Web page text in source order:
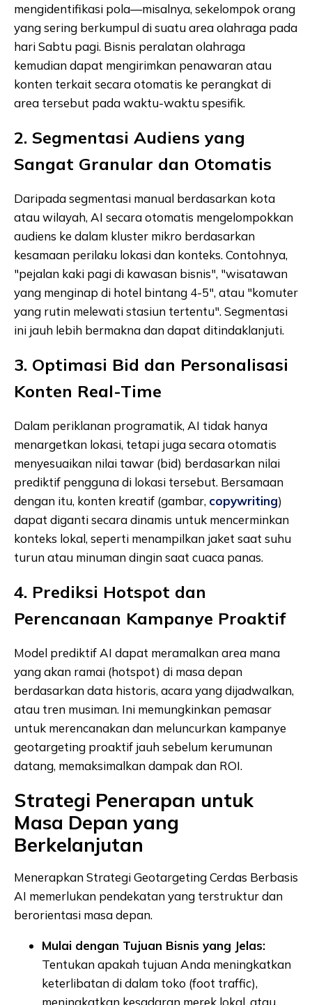
mengidentifikasi pola—misalnya, sekelompok orang
yang sering berkumpul di suatu area olahraga pada
hari Sabtu pagi. Bisnis peralatan olahraga
kemudian dapat mengirimkan penawaran atau
konten terkait secara otomatis ke perangkat di
area tersebut pada waktu-waktu spesifik.
2. Segmentasi Audiens yang
Sangat Granular dan Otomatis
Daripada segmentasi manual berdasarkan kota
atau wilayah, AI secara otomatis mengelompokkan
audiens ke dalam kluster mikro berdasarkan
kesamaan perilaku lokasi dan konteks. Contohnya,
"pejalan kaki pagi di kawasan bisnis", "wisatawan
yang menginap di hotel bintang 4-5", atau "komuter
yang rutin melewati stasiun tertentu". Segmentasi
ini jauh lebih bermakna dan dapat ditindaklanjuti.
3. Optimasi Bid dan Personalisasi
Konten Real-Time
Dalam periklanan programatik, AI tidak hanya
menargetkan lokasi, tetapi juga secara otomatis
menyesuaikan nilai tawar (bid) berdasarkan nilai
prediktif pengguna di lokasi tersebut. Bersamaan
dengan itu, konten kreatif (gambar, copywriting)
dapat diganti secara dinamis untuk mencerminkan
konteks lokal, seperti menampilkan jaket saat suhu
turun atau minuman dingin saat cuaca panas.
4. Prediksi Hotspot dan
Perencanaan Kampanye Proaktif
Model prediktif AI dapat meramalkan area mana
yang akan ramai (hotspot) di masa depan
berdasarkan data historis, acara yang dijadwalkan,
atau tren musiman. Ini memungkinkan pemasar
untuk merencanakan dan meluncurkan kampanye
geotargeting proaktif jauh sebelum kerumunan
datang, memaksimalkan dampak dan ROI.
Strategi Penerapan untuk
Masa Depan yang
Berkelanjutan
Menerapkan Strategi Geotargeting Cerdas Berbasis
AI memerlukan pendekatan yang terstruktur dan
berorientasi masa depan.
Mulai dengan Tujuan Bisnis yang Jelas:
Tentukan apakah tujuan Anda meningkatkan
keterlibatan di dalam toko (foot traffic),
meningkatkan kesadaran merek lokal, atau